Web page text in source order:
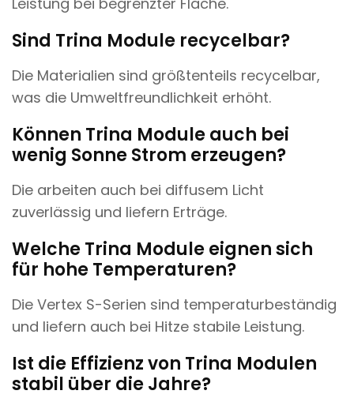
Sind Trina Module recycelbar?
Die Materialien sind größtenteils recycelbar,
was die Umweltfreundlichkeit erhöht.
Können Trina Module auch bei
wenig Sonne Strom erzeugen?
Die arbeiten auch bei diffusem Licht
zuverlässig und liefern Erträge.
Welche Trina Module eignen sich
für hohe Temperaturen?
Die Vertex S-Serien sind temperaturbeständig
und liefern auch bei Hitze stabile Leistung.
Ist die Effizienz von Trina Modulen
stabil über die Jahre?